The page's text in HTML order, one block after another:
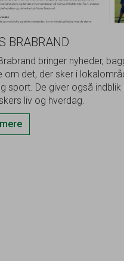
BRABRAND
bringer nyheder,
om det, der sker i
sport. De giver også indblik
liv og hverdag.